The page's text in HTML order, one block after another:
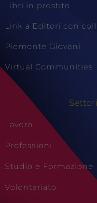
Libri in prestito
Link a Editori con
Piemonte Giovani
Virtual Communities
Lavoro
Professioni
Studio e Formazione
Volontariato